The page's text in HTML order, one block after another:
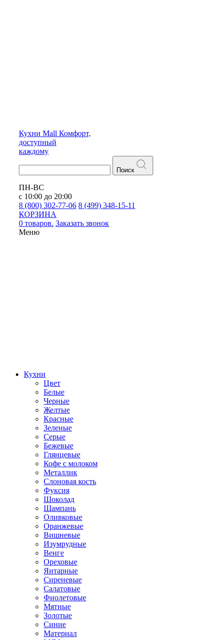
Кухни Mall Комфорт,
доступный
каждому
Поиск
ПН-ВС
с 10:00 до 20:00
8 (800) 302-77-06 8 (499) 348-15-11
КОРЗИНА
0 товаров. Заказать звонок
Меню
Кухни
Цвет
Белые
Черные
Желтые
Красные
Зеленые
Серые
Бежевые
Глянцевые
Кофе с молоком
Металлик
Слоновая кость
Фуксия
Шоколад
Шампань
Оливковые
Оранжевые
Вишневые
Изумрудные
Венге
Ореховые
Янтарные
Сиреневые
Салатовые
Фиолетовые
Мятные
Золотые
Синие
Материал